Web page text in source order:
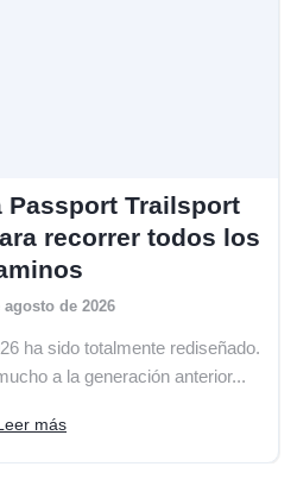
Passport Trailsport
recorrer todos los
agosto de 2026
ha sido totalmente rediseñado.
a la generación anterior...
más